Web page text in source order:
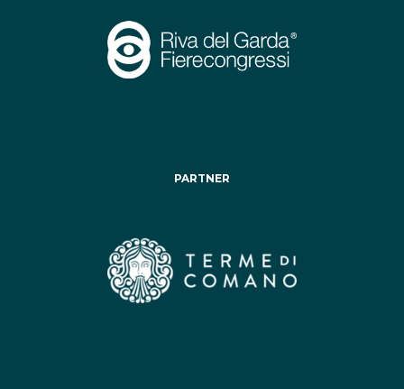
PARTNER